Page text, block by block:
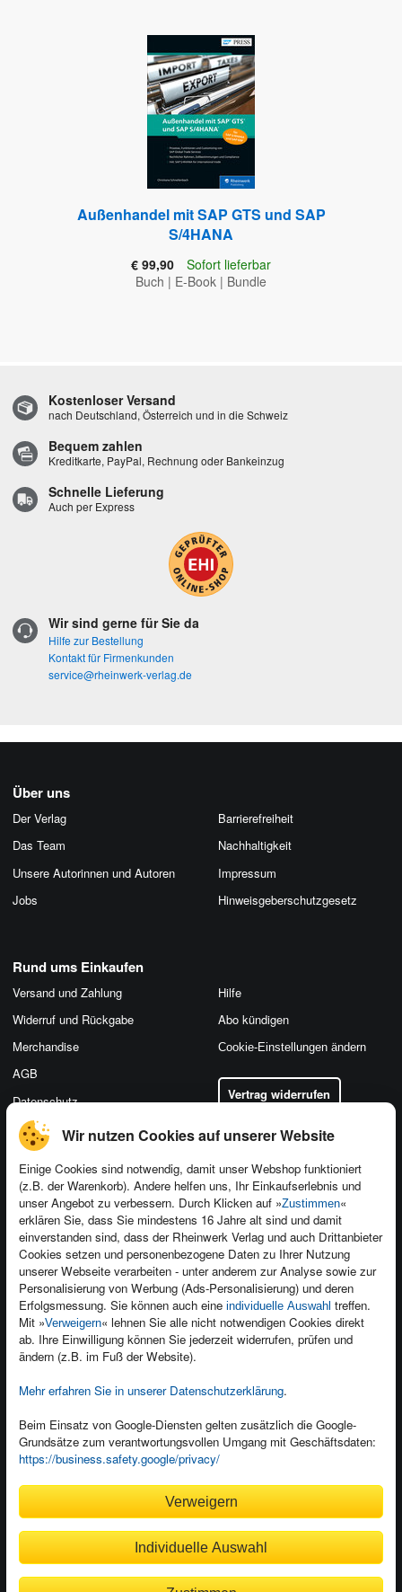
Wir nutzen Cookies auf unserer Website
Einige Cookies sind notwendig, damit unser Webshop funktioniert
(z.B. der Warenkorb). Andere helfen uns, Ihr Einkaufserlebnis und
unser Angebot zu verbessern. Durch Klicken auf »Zustimmen«
erklären Sie, dass Sie mindestens 16 Jahre alt sind und damit
einverstanden sind, dass der Rheinwerk Verlag und auch Drittanbieter
Cookies setzen und personenbezogene Daten zu Ihrer Nutzung
unserer Webseite verarbeiten - unter anderem zur Analyse sowie zur
Personalisierung von Werbung (Ads-Personalisierung) und deren
Erfolgsmessung. Sie können auch eine individuelle Auswahl treffen.
Mit »Verweigern« lehnen Sie alle nicht notwendigen Cookies direkt
ab. Ihre Einwilligung können Sie jederzeit widerrufen, prüfen und
ändern (z.B. im Fuß der Website).
Mehr erfahren Sie in unserer Datenschutzerklärung.
Beim Einsatz von Google-Diensten gelten zusätzlich die Google-
Grundsätze zum verantwortungsvollen Umgang mit Geschäftsdaten:
https://business.safety.google/privacy/
Verweigern
Individuelle Auswahl
Außenhandel mit SAP GTS und SAP
S/4HANA
€ 99,90
Sofort lieferbar
Buch | E-Book | Bundle
Kostenloser Versand
nach Deutschland, Österreich und in die Schweiz
Bequem zahlen
Kreditkarte, PayPal, Rechnung oder Bankeinzug
Schnelle Lieferung
Auch per Express
Wir sind gerne für Sie da
Hilfe zur Bestellung
Kontakt für Firmenkunden
service@rheinwerk-verlag.de
Über uns
Der Verlag
Das Team
Unsere Autorinnen und Autoren
Jobs
Barrierefreiheit
Nachhaltigkeit
Impressum
Hinweis­geber­schutz­gesetz
Kontakt
Newsletter
Für Unternehmen
Presseservice
Dozentenservice
Produktfeedback
Foreign Rights
Ein Buch schreiben
Rund ums Einkaufen
Versand und Zahlung
Widerruf und Rückgabe
Merchandise
AGB
Datenschutz
Hilfe
Abo kündigen
Cookie-Einstellungen ändern
Vertrag widerrufen
Kundenservice
Wir sind gerne für Sie da!
service@rheinwerk-verlag.de
Rechnung Bankeinzug